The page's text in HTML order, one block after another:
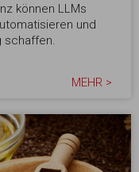
können LLMs
und
schaffen.
MEHR >